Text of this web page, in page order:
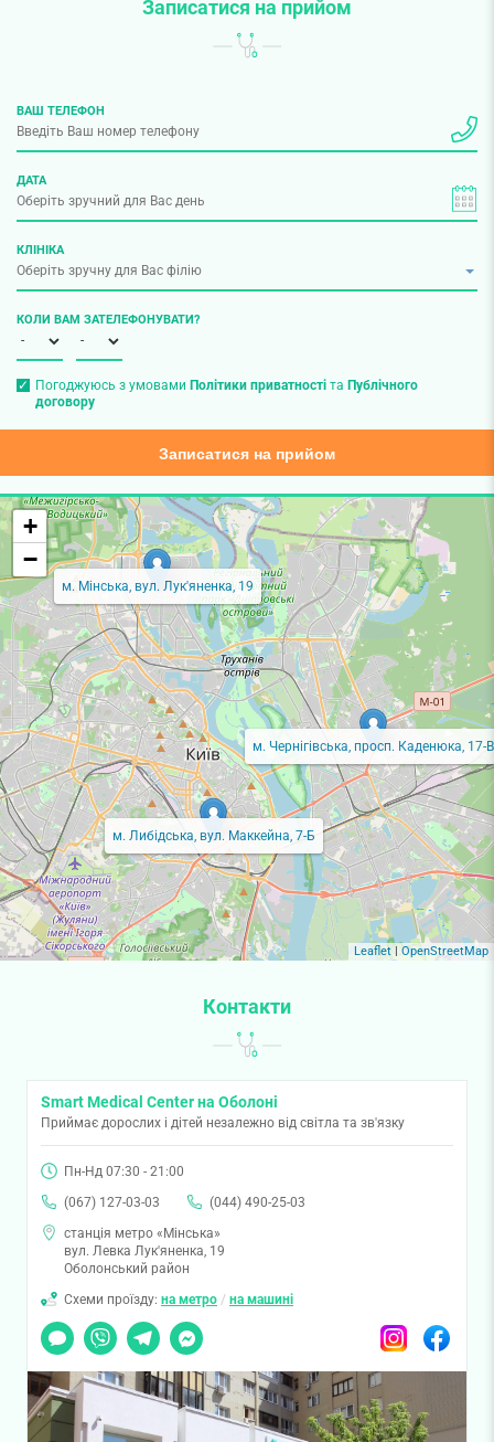
Записатися на прийом
ВАШ ТЕЛЕФОН
ДАТА
КЛІНІКА
КОЛИ ВАМ ЗАТЕЛЕФОНУВАТИ?
Погоджуюсь з умовами Політики приватностіта Публічного
договору
Записатися на прийом
м. Мінська, вул. Лук'яненка, 19
м. Либідська, вул. Маккейна, 7-Б
м. Чернігівська, просп. Каденюка, 17-В
+
−
Leaflet| OpenStreetMap
Контакти
Smart Medical Center на Оболоні
Приймає дорослих і дітей незалежно від світла та зв'язку
Пн-Нд 07:30 - 21:00
(067) 127-03-03
(044) 490-25-03
станція метро «Мінська»
вул. Левка Лук'яненка, 19
Оболонський район
Схеми проїзду: на метро / на машині
Чат
Viber TelegramMessenger InstagramFacebook